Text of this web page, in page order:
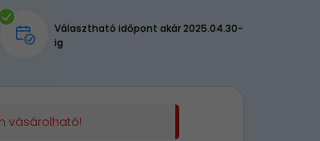
Választható időpont akár 2025.04.30-
ig
vásárolható!